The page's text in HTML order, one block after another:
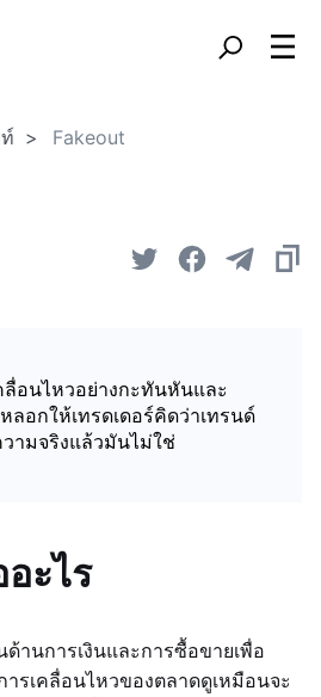
Fakeout
ลื่อนไหวอย่างกะทันหันและ
อกให้เทรดเดอร์คิดว่าเทรนด์
ามจริงแล้วมันไม่ใช่
ะไร
านการเงินและการซื้อขายเพื่อ
รเคลื่อนไหวของตลาดดูเหมือนจะ